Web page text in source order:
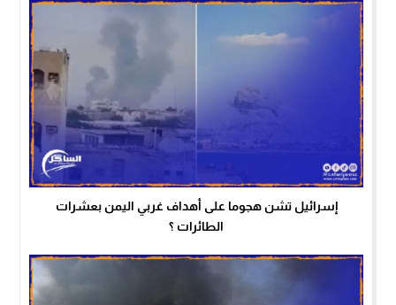
إسرائيل تشن هجوما على أهداف غربي اليمن بعشرات
الطائرات ؟